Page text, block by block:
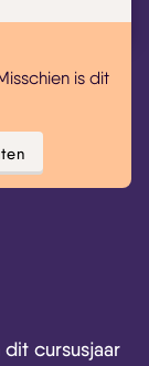
is dit
cursusjaar